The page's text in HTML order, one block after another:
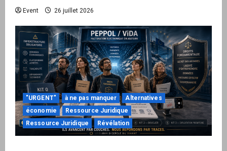
Event 26 juillet 2026
"URGENT" à ne pas manquer
Alternatives
économie
Ressource Juridique
Ressource Juridique
Révélation